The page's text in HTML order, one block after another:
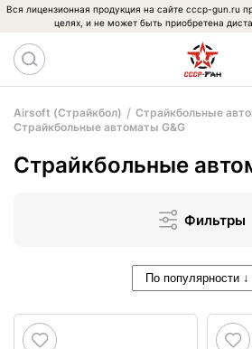
Вся лицензионная продукция на сайте cccp-gun.ru
целях, и не может быть приобретена
Airsoft (Страйкбол)
Страйкбольные
Страйкбольные автоматы G&G
Страйкбольные
Фильтры